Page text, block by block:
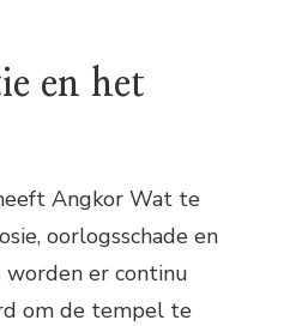
en het
Angkor Wat te
oorlogsschade en
worden er continu
om de tempel te